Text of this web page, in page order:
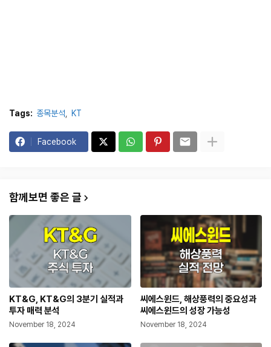
Tags: 종목분석 KT
Facebook
함께보면 좋은 글
KT&G, KT&G의 3분기 실적과
투자 매력 분석
November 18, 2024
씨에스윈드, 해상풍력의 중요성과
씨에스윈드의 성장 가능성
November 18, 2024